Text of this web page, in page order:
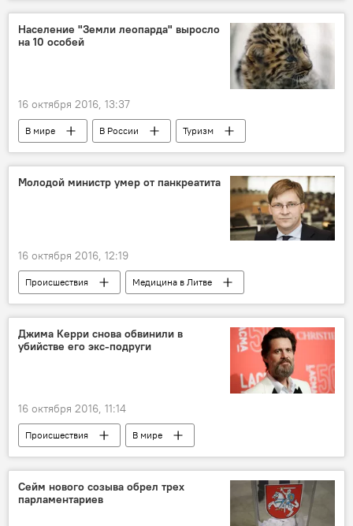
Население "Земли леопарда" выросло
на 10 особей
16 октября 2016, 13:37
В мире В России Туризм
Молодой министр умер от панкреатита
16 октября 2016, 12:19
Происшествия Медицина в Литве
Джима Керри снова обвинили в
убийстве его экс-подруги
16 октября 2016, 11:14
Происшествия В мире
Сейм нового созыва обрел трех
парламентариев